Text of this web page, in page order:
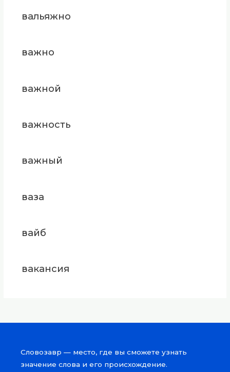
вальяжно
важно
важной
важность
важный
ваза
вайб
вакансия
Словозавр — место, где вы сможете узнать
значение слова и его происхождение.